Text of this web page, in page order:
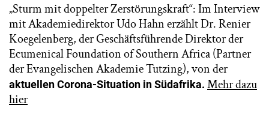
„Sturm mit doppelter Zerstörungskraft“: Im Interview
mit Akademiedirektor Udo Hahn erzählt Dr. Renier
Koegelenberg, der Geschäftsführende Direktor der
Ecumenical Foundation of Southern Africa (Partner
der Evangelischen Akademie Tutzing), von der
aktuellen Corona-Situation in Südafrika. Mehr dazu
hier